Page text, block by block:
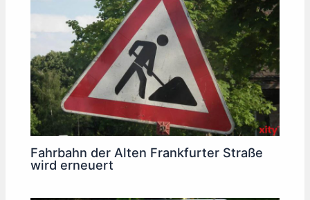
Fahrbahn der Alten Frankfurter Straße
wird erneuert